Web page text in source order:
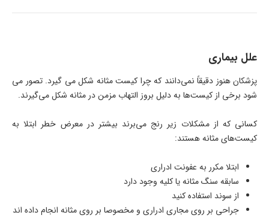
علل بیماری
پزشکان هنوز دقیقاً نمی‌دانند که چرا کیست مثانه شکل می گیرد. تصور می
شود برخی از کیست‌ها به دلیل بروز التهاب مزمن در مثانه شکل می‌گیرند.
کسانی که از مشکلات زیر رنج می‌برند بیشتر در معرض خطر ابتلا به
کیست‌های مثانه هستند:
ابتلا مکرر به عفونت ادراری
سابقه سنگ مثانه یا کلیه وجود دارد
از سوند استفاده کنید
جراحی بر روی مجاری ادراری و مخصوصا بر روی مثانه انجام داده اند